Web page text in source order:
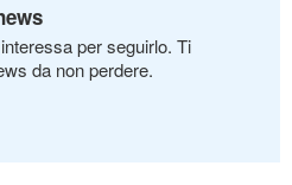
per seguirlo. Ti
da non perdere.